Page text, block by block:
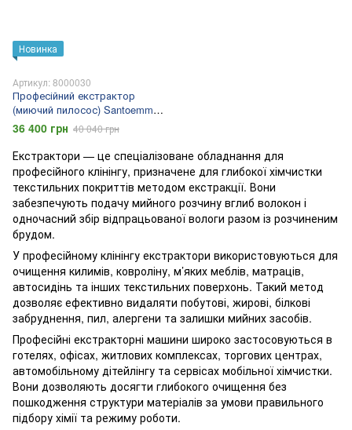
Новинка
Артикул: 8000030
Професійний екстрактор
(миючий пилосос) Santoemma
SW15
36 400 грн 40 040 грн
Екстрактори — це спеціалізоване обладнання для
професійного клінінгу, призначене для глибокої хімчистки
текстильних покриттів методом екстракції. Вони
забезпечують подачу мийного розчину вглиб волокон і
одночасний збір відпрацьованої вологи разом із розчиненим
брудом.
У професійному клінінгу екстрактори використовуються для
очищення килимів, ковроліну, м’яких меблів, матраців,
автосидінь та інших текстильних поверхонь. Такий метод
дозволяє ефективно видаляти побутові, жирові, білкові
забруднення, пил, алергени та залишки мийних засобів.
Професійні екстракторні машини широко застосовуються в
готелях, офісах, житлових комплексах, торгових центрах,
автомобільному дітейлінгу та сервісах мобільної хімчистки.
Вони дозволяють досягти глибокого очищення без
пошкодження структури матеріалів за умови правильного
підбору хімії та режиму роботи.